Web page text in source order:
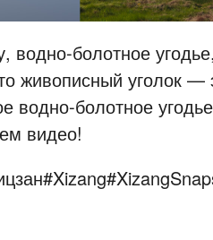
живописный уголок —
водно‑болотное
видео!